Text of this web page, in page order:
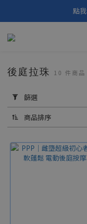
🎑《仲夏夜之淫夢》
點
填
用
篩
選
(0/20)
價格
(NT$)
後庭拉珠 10 件商品
篩選
商品排序